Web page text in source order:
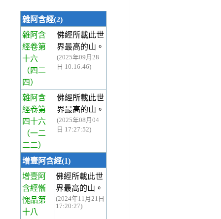
雜阿含經(2)
雜阿含
經卷第
十六
（四二
四）
佛經所載此世
界最高的山。
(2025年09月28
日 10:16:46)
雜阿含
經卷第
四十六
（一二
二二）
佛經所載此世
界最高的山。
(2025年08月04
日 17:27:52)
增壹阿含經(1)
增壹阿
含經慚
愧品第
十八
佛經所載此世
界最高的山。
(2024年11月21日
17:20:27)